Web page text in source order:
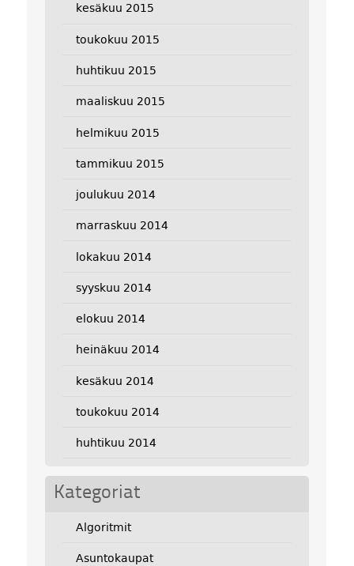
kesäkuu 2015
toukokuu 2015
huhtikuu 2015
maaliskuu 2015
helmikuu 2015
tammikuu 2015
joulukuu 2014
marraskuu 2014
lokakuu 2014
syyskuu 2014
elokuu 2014
heinäkuu 2014
kesäkuu 2014
toukokuu 2014
huhtikuu 2014
Kategoriat
Algoritmit
Asuntokaupat